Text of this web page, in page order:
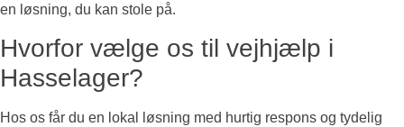
en løsning, du kan stole på.
Hvorfor vælge os til vejhjælp i
Hasselager?
Hos os får du en lokal løsning med hurtig respons og tydelig